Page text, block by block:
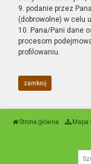
9. podanie przez
(dobrowolne) w celu
10. Pana/Pani dane
procesom
profilowaniu.
zamknij
Strona główna Mapa